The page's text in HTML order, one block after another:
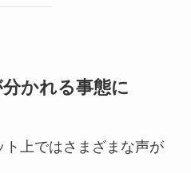
かれる事態に
上ではさまざまな声が